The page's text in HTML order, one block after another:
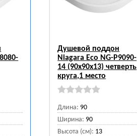
Душевой поддон
Niagara Eco NG-P9090-
14 (90х90х13) четверть
круга,1 место
Длина: 90
Ширина: 90
Высота (см): 13